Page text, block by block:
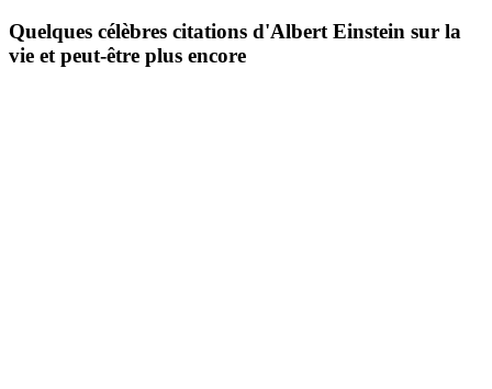
Quelques célèbres citations d'Albert Einstein sur la
vie et peut-être plus encore